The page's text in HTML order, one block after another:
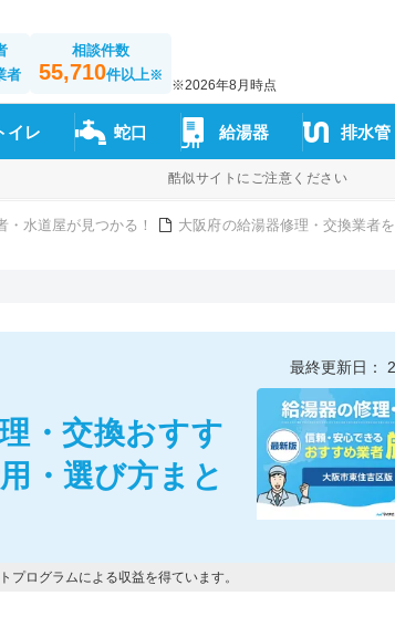
者
相談件数
55,710件以上※
※2026年8月時点
イレ 蛇口 給湯器 排水管
酷似サイトにご注意ください
水道屋が見つかる！ 大阪府の給湯器修理・交換業者
・交換おすす
・選び方まと
最終更新日：
ログラムによる収益を得ています。